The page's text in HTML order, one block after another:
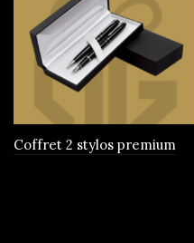
Coffret 2 stylos premium